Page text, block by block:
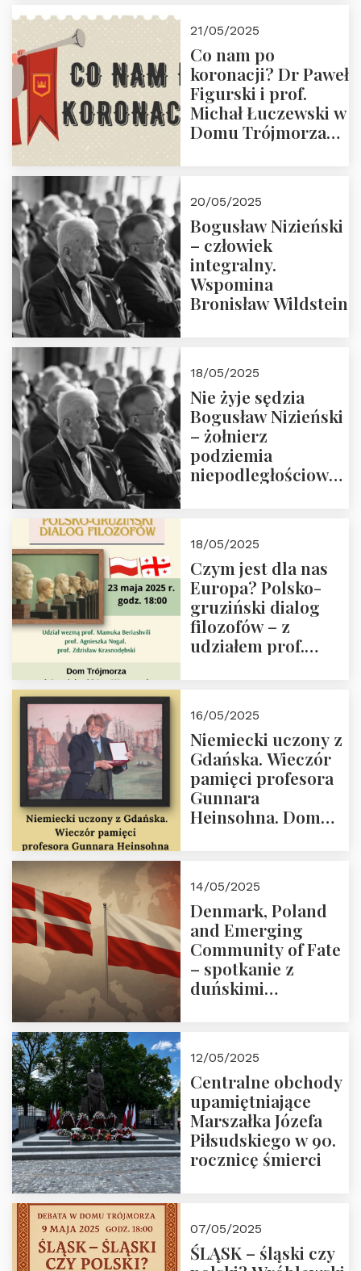
Zapraszamy do
zapisów.
21/05/2025
Co nam po
koronacji? Dr Paweł
Figurski i prof.
Michał Łuczewski w
Domu Trójmorza
20/05/2025
Bogusław Nizieński
– człowiek
integralny.
Wspomina
Bronisław Wildstein
18/05/2025
Nie żyje sędzia
Bogusław Nizieński
– żołnierz
podziemia
niepodległościowego
społeczny, członek
Kapituły Nagrody
im. Prezydenta
Lecha
Kaczyńskiego.
Wielki autorytet.
18/05/2025
Czym jest dla nas
Europa? Polsko-
gruziński dialog
filozofów – z
udziałem prof.
Dom Trójmorza 23
maja 2025 r. godz.
18:00.
16/05/2025
Niemiecki uczony z
Gdańska. Wieczór
pamięci profesora
Gunnara
Heinsohna. Dom
14/05/2025
Denmark, Poland
and Emerging
Community of Fate
– spotkanie z
duńskimi
12/05/2025
Centralne obchody
upamiętniające
Marszałka Józefa
Piłsudskiego w 90.
rocznicę śmierci
07/05/2025
ŚLĄSK – śląski czy